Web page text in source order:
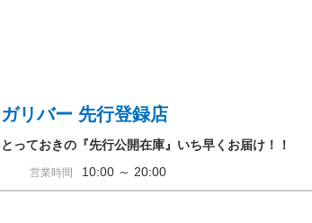
ガリバー 先行登録店
とっておきの『先行公開在庫』いち早くお届け！！
営業時間 10:00 ～ 20:00